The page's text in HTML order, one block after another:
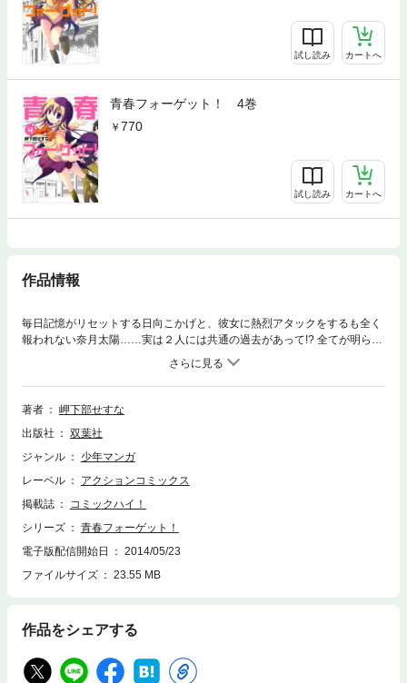
試し読み カートへ
青春フォーゲット！ 4巻
770
試し読み カートへ
作品情報
毎日記憶がリセットする日向こかげと、彼女に熱烈アタックをするも全く
報われない奈月太陽……実は２人には共通の過去があって!? 全てが明らか
になって、ようやくスタートラインに立てるかと思った矢先、またしても
太陽に想いを寄せる少女が現れる。才色兼備で完全無欠な最強ライバルの
登場で、太陽と日向の恋の行方に進展は!? ハイテンションなブレ球ストレ
ート青春ラブコメ第３巻!!
著者
岬下部せすな
出版社
双葉社
ジャンル
少年マンガ
レーベル
アクションコミックス
掲載誌
コミックハイ！
シリーズ
青春フォーゲット！
電子版配信開始日
2014/05/23
ファイルサイズ
23.55 MB
作品をシェアする